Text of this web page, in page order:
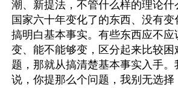
潮、新提法，不管什么样的理论
国家六十年变化了的东西、没有
搞明白基本事实。有些东西应不应
变、能不能够变，区分起来比较困
题，那就从搞清楚基本事实入手。
说，你提那么个问题，我别无选择